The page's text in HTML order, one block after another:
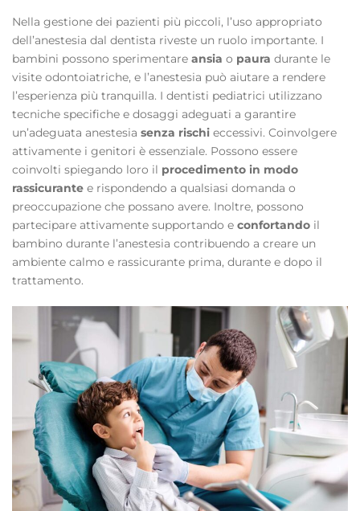
Nella gestione dei pazienti più piccoli, l’uso appropriato
dell’anestesia dal dentista riveste un ruolo importante. I
bambini possono sperimentare ansia o paura durante le
visite odontoiatriche, e l’anestesia può aiutare a rendere
l’esperienza più tranquilla. I dentisti pediatrici utilizzano
tecniche specifiche e dosaggi adeguati a garantire
un’adeguata anestesia senza rischi eccessivi. Coinvolgere
attivamente i genitori è essenziale. Possono essere
coinvolti spiegando loro il procedimento in modo
rassicurante e rispondendo a qualsiasi domanda o
preoccupazione che possano avere. Inoltre, possono
partecipare attivamente supportando e confortando il
bambino durante l’anestesia contribuendo a creare un
ambiente calmo e rassicurante prima, durante e dopo il
trattamento.